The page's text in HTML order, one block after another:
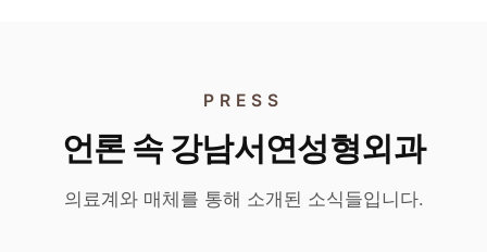
PRESS
언론 속 강남서연성형외과
의료계와 매체를 통해 소개된 소식들입니다.